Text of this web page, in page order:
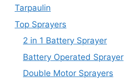
Tarpaulin
Top Sprayers
2 in 1 Battery Sprayer
Battery Operated Sprayer
Double Motor Sprayers